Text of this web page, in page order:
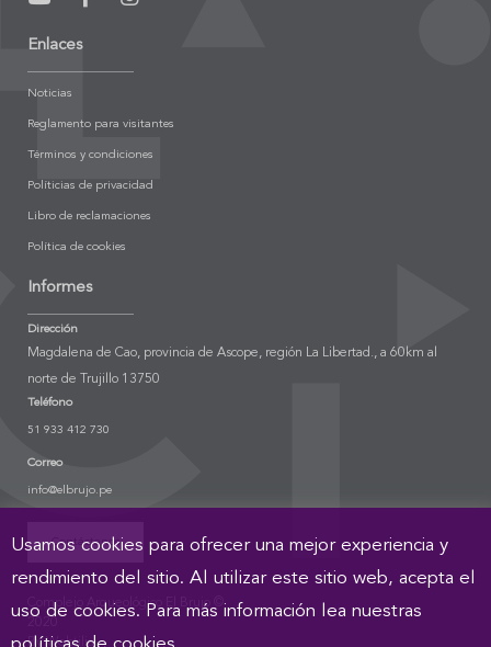
Enlaces
Noticias
Reglamento para visitantes
Términos y condiciones
Políticias de privacidad
Libro de reclamaciones
Política de cookies
Informes
Dirección
Magdalena de Cao, provincia de Ascope, región La Libertad., a 60km al
norte de Trujillo 13750
Teléfono
51 933 412 730
Correo
info@elbrujo.pe
Contáctanos
Complejo Arqueológico El Brujo ©
By Webtilia
Usamos cookies para ofrecer una mejor experiencia y
rendimiento del sitio. Al utilizar este sitio web, acepta el
uso de cookies. Para más información lea nuestras